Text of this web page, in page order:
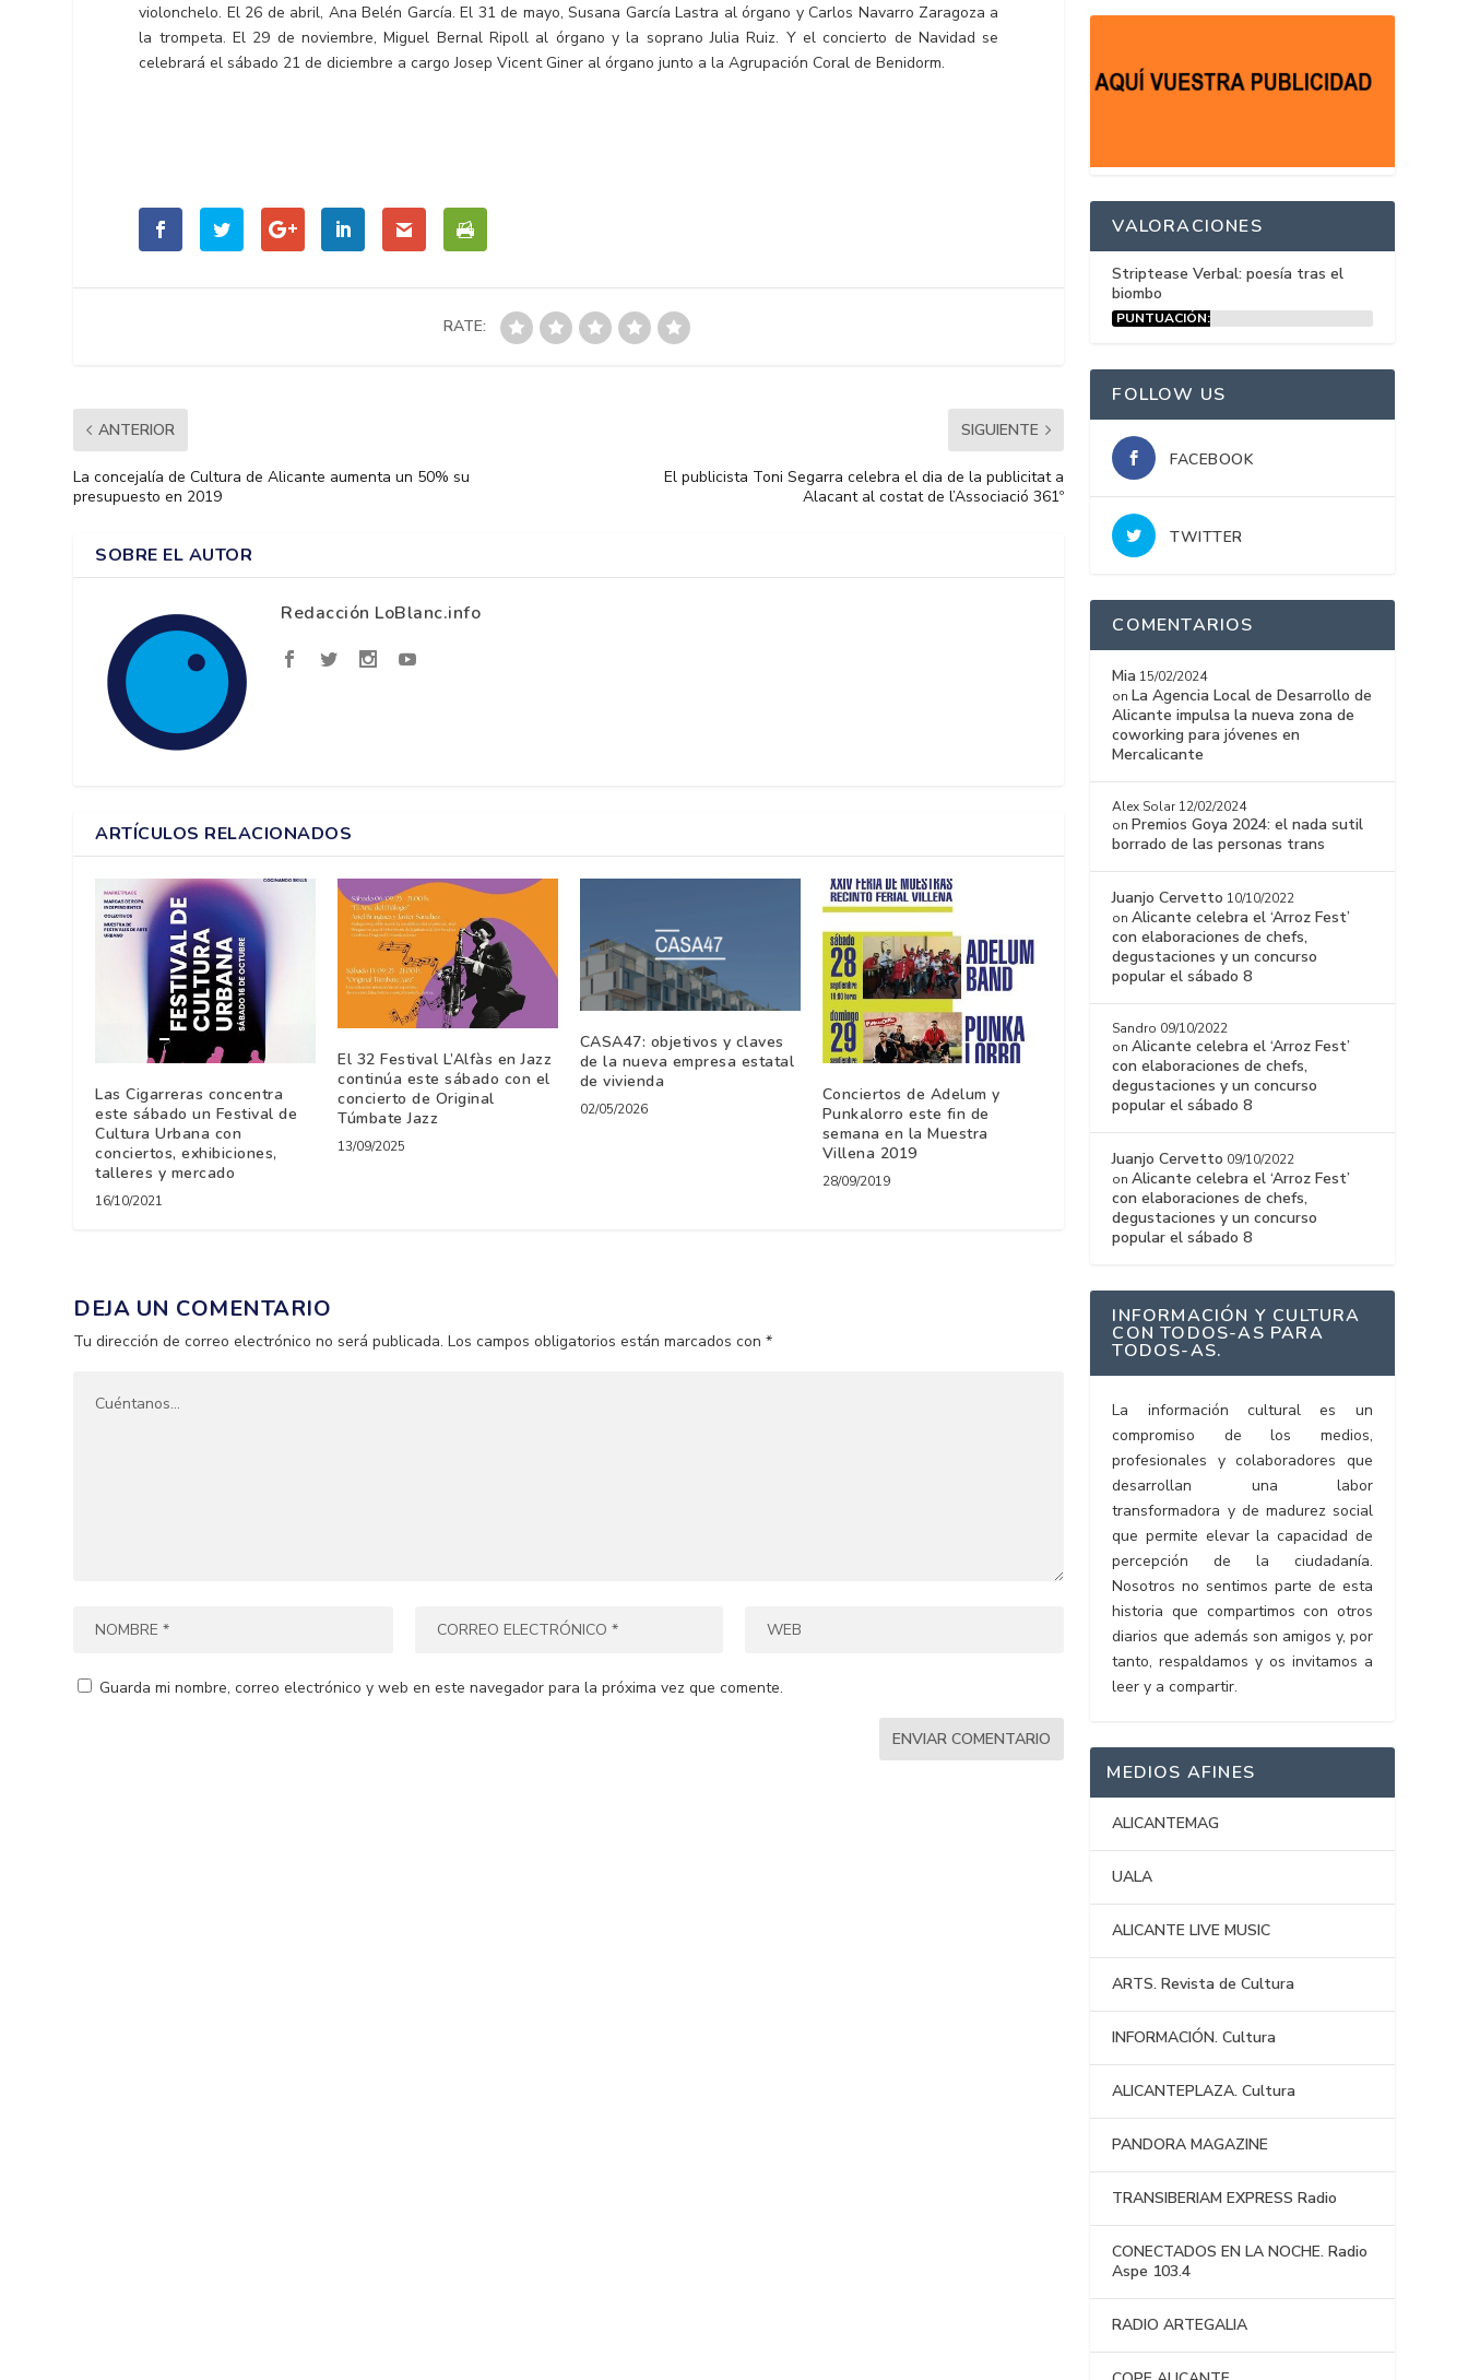
violonchelo. El 26 de abril, Ana Belén García. El 31 de mayo, Susana García Lastra al órgano y Carlos Navarro Zaragoza a
la trompeta. El 29 de noviembre, Miguel Bernal Ripoll al órgano y la soprano Julia Ruiz. Y el concierto de Navidad se
celebrará el sábado 21 de diciembre a cargo Josep Vicent Giner al órgano junto a la Agrupación Coral de Benidorm.
RATE:
ANTERIOR
La concejalía de Cultura de Alicante aumenta un 50% su
presupuesto en 2019
SIGUIENTE
El publicista Toni Segarra celebra el dia de la publicitat a
Alacant al costat de l’Associació 361º
SOBRE EL AUTOR
Redacción LoBlanc.info
ARTÍCULOS RELACIONADOS
Las Cigarreras concentra
este sábado un Festival de
Cultura Urbana con
conciertos, exhibiciones,
talleres y mercado
16/10/2021
El 32 Festival L’Alfàs en Jazz
continúa este sábado con el
concierto de Original
Túmbate Jazz
13/09/2025
CASA47: objetivos y claves
de la nueva empresa estatal
de vivienda
02/05/2026
Conciertos de Adelum y
Punkalorro este fin de
semana en la Muestra
Villena 2019
28/09/2019
DEJA UN COMENTARIO
Tu dirección de correo electrónico no será publicada. Los campos obligatorios están marcados con*
Guarda mi nombre, correo electrónico y web en este navegador para la próxima vez que comente.
VALORACIONES
Striptease Verbal: poesía tras el
biombo
PUNTUACIÓN:
FOLLOW US
FACEBOOK
TWITTER
COMENTARIOS
Mia 15/02/2024
on La Agencia Local de Desarrollo de
Alicante impulsa la nueva zona de
coworking para jóvenes en
Mercalicante
Alex Solar 12/02/2024
on Premios Goya 2024: el nada sutil
borrado de las personas trans
Juanjo Cervetto 10/10/2022
onAlicante celebra el ‘Arroz Fest’
con elaboraciones de chefs,
degustaciones y un concurso
popular el sábado 8
Sandro 09/10/2022
onAlicante celebra el ‘Arroz Fest’
con elaboraciones de chefs,
degustaciones y un concurso
popular el sábado 8
Juanjo Cervetto 09/10/2022
onAlicante celebra el ‘Arroz Fest’
con elaboraciones de chefs,
degustaciones y un concurso
popular el sábado 8
INFORMACIÓN Y CULTURA
CON TODOS-AS PARA
TODOS-AS.
La información cultural es un
compromiso de los medios,
profesionales y colaboradores que
desarrollan una labor
transformadora y de madurez social
que permite elevar la capacidad de
percepción de la ciudadanía.
Nosotros no sentimos parte de esta
historia que compartimos con otros
diarios que además son amigos y, por
tanto, respaldamos y os invitamos a
leer y a compartir.
MEDIOS AFINES
ALICANTEMAG
UALA
ALICANTE LIVE MUSIC
ARTS. Revista de Cultura
INFORMACIÓN. Cultura
ALICANTEPLAZA. Cultura
PANDORA MAGAZINE
TRANSIBERIAM EXPRESS Radio
CONECTADOS EN LA NOCHE. Radio
Aspe 103.4
RADIO ARTEGALIA